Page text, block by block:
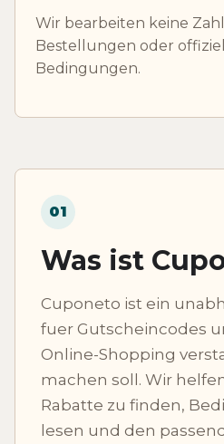
Wir bearbeiten keine
Bestellungen oder
Bedingungen.
01
Was ist
Cuponeto ist ein
fuer Gutscheincodes
Online-Shopping
machen soll. Wir
Rabatte zu finden,
lesen und den